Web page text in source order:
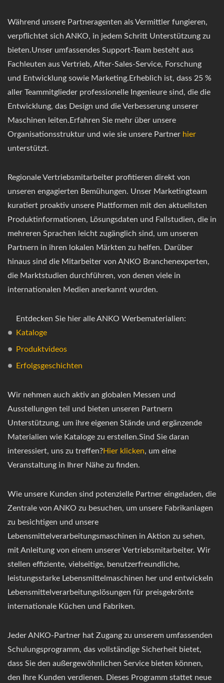
Während unsere Partneragenten als Vermittler fungieren,
verpflichtet sich ANKO, in jedem Schritt Unterstützung zu
bieten.Unser umfassendes Support-Team besteht aus
Fachleuten aus Vertrieb, After-Sales-Service, Forschung
und Entwicklung sowie Marketing.Erheblich ist, dass 25 %
aller Teammitglieder professionelle Ingenieure sind, die die
Entwicklung, das Design und die Verbesserung unserer
Maschinen leiten.Erfahren Sie mehr über unsere
Organisationsstruktur und wie sie unsere Partner hier
unterstützt.
Regionale Vertriebsmitarbeiter profitieren direkt von
unseren engagierten Bemühungen. Unser Marketingteam
kuratiert proaktiv unsere Plattformen mit den aktuellsten
Produktinformationen, Lösungsdaten und Fallstudien, die in
mehreren Sprachen leicht zugänglich sind, um unseren
Partnern in ihren lokalen Märkten zu helfen. Darüber
hinaus sind die Mitarbeiter von ANKO Branchenexperten,
die Marktstudien durchführen, von denen viele in
internationalen Medien anerkannt wurden.
Entdecken Sie hier alle ANKO Werbematerialien:
Kataloge
Produktvideos
Erfolgsgeschichten
Wir nehmen auch aktiv an globalen Messen und
Ausstellungen teil und bieten unseren Partnern
Unterstützung, um ihre eigenen Stände und ergänzende
Materialien wie Kataloge zu erstellen.Sind Sie daran
interessiert, uns zu treffen?Hier klicken, um eine
Veranstaltung in Ihrer Nähe zu finden.
Wie unsere Kunden sind potenzielle Partner eingeladen, die
Zentrale von ANKO zu besuchen, um unsere Fabrikanlagen
zu besichtigen und unsere
Lebensmittelverarbeitungsmaschinen in Aktion zu sehen,
mit Anleitung von einem unserer Vertriebsmitarbeiter. Wir
stellen effiziente, vielseitige, benutzerfreundliche,
leistungsstarke Lebensmittelmaschinen her und entwickeln
Lebensmittelverarbeitungslösungen für preisgekrönte
internationale Küchen und Fabriken.
Jeder ANKO-Partner hat Zugang zu unserem umfassenden
Schulungsprogramm, das vollständige Sicherheit bietet,
dass Sie den außergewöhnlichen Service bieten können,
den Ihre Kunden verdienen. Dieses Programm stattet neue